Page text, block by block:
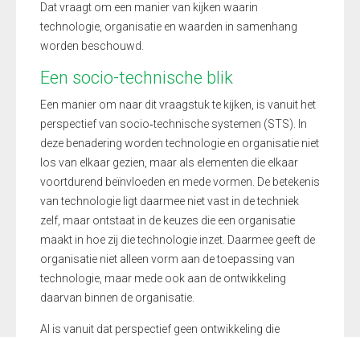
Dat vraagt om een manier van kijken waarin
technologie, organisatie en waarden in samenhang
worden beschouwd.
Een socio-technische blik
Een manier om naar dit vraagstuk te kijken, is vanuit het
perspectief van socio‑technische systemen (STS). In
deze benadering worden technologie en organisatie niet
los van elkaar gezien, maar als elementen die elkaar
voortdurend beïnvloeden en mede vormen. De betekenis
van technologie ligt daarmee niet vast in de techniek
zelf, maar ontstaat in de keuzes die een organisatie
maakt in hoe zij die technologie inzet. Daarmee geeft de
organisatie niet alleen vorm aan de toepassing van
technologie, maar mede ook aan de ontwikkeling
daarvan binnen de organisatie.
AI is vanuit dat perspectief geen ontwikkeling die